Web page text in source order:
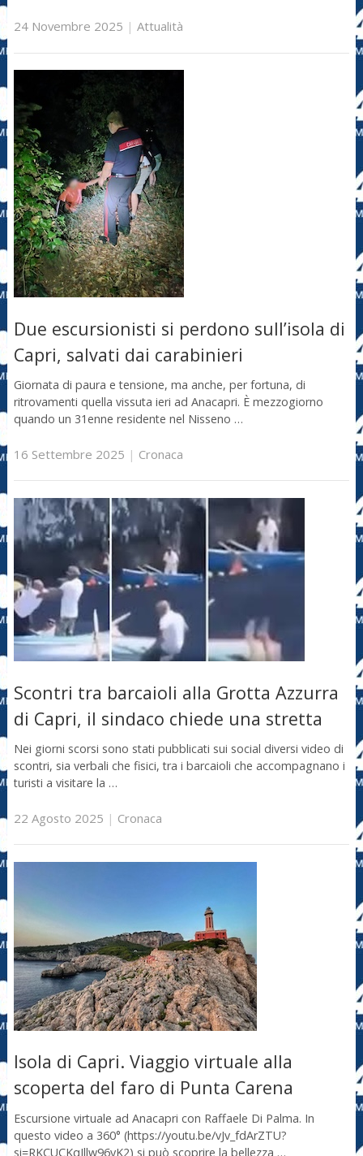
24 Novembre 2025 | Attualità
Due escursionisti si perdono sull’isola di
Capri, salvati dai carabinieri
Giornata di paura e tensione, ma anche, per fortuna, di
ritrovamenti quella vissuta ieri ad Anacapri. È mezzogiorno
quando un 31enne residente nel Nisseno …
16 Settembre 2025 | Cronaca
Scontri tra barcaioli alla Grotta Azzurra
di Capri, il sindaco chiede una stretta
Nei giorni scorsi sono stati pubblicati sui social diversi video di
scontri, sia verbali che fisici, tra i barcaioli che accompagnano i
turisti a visitare la …
22 Agosto 2025 | Cronaca
Isola di Capri. Viaggio virtuale alla
scoperta del faro di Punta Carena
Escursione virtuale ad Anacapri con Raffaele Di Palma. In
questo video a 360° (https://youtu.be/vJv_fdArZTU?
si=RKCUCKqJllw96yK2) si può scoprire la bellezza …